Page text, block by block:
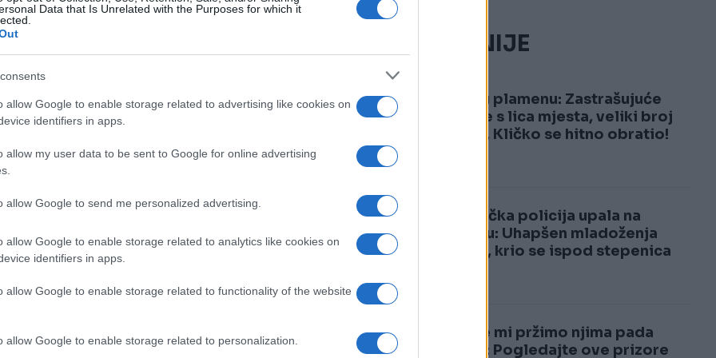
Data that Is Unrelated with the Purposes for which it
allow Google to enable storage related to advertising like cookies on
identifiers in apps.
allow my user data to be sent to Google for online advertising
allow Google to send me personalized advertising.
allow Google to enable storage related to analytics like cookies on
identifiers in apps.
allow Google to enable storage related to functionality of the website
allow Google to enable storage related to personalization.
svoje domove.
NAJČITANIJE
1
Kijev u plamenu: Zastrašujuće
snimke s lica mjesta, veliki broj
žrtava, Kličko se hitno obratio!
2
Njemačka policija upala na
svadbu: Uhapšen mladoženja
Marko, krio se ispod stepenica
Dok se mi pržimo njima pada
snijeg: Pogledajte ove prizore